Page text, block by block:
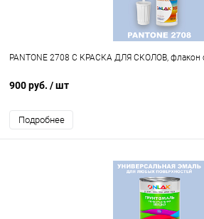
PANTONE 2708 C КРАСКА ДЛЯ СКОЛОВ, флакон
900 руб. / шт
Подробнее